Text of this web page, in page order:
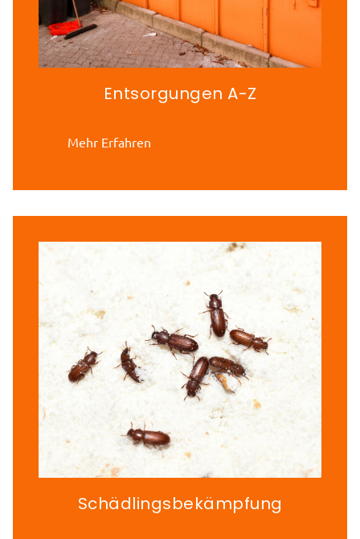
Entsorgungen A-Z
Mehr Erfahren
Schädlingsbekämpfung